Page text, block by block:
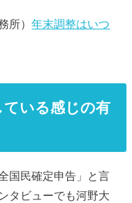
所）年末調整はいつ
ている感じの有
国民確定申告」と言
タビューでも河野大